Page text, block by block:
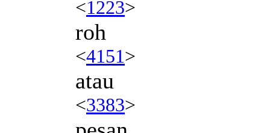
<1223>
roh
<4151>
atau
<3383>